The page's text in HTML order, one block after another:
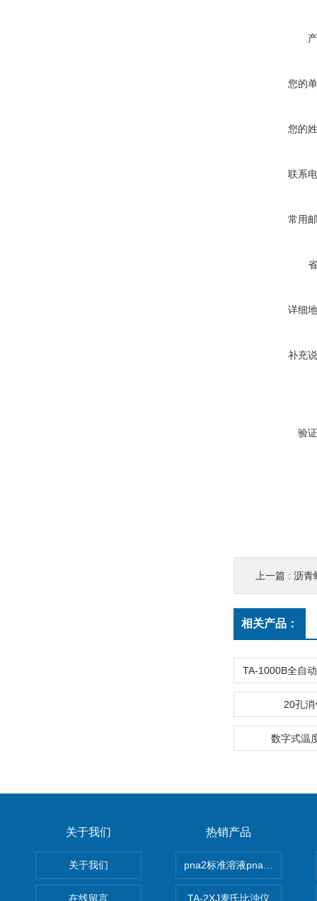
您的
您的
联系
常用
详细
补充
验
上一篇 : 沥青
相关产品：
20孔
数字式温
关于我们
关于我们
在线留言
热销产品
pna2标准溶液pna3 pna4
TA-2XJ麦氏比浊仪